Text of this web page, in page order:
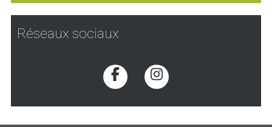
Réseaux sociaux
Voir la page Facebook
Voir la page